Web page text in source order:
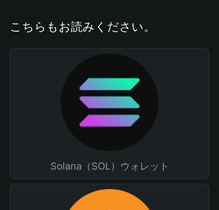
こちらもお読みください。
Solana（SOL）ウォレット